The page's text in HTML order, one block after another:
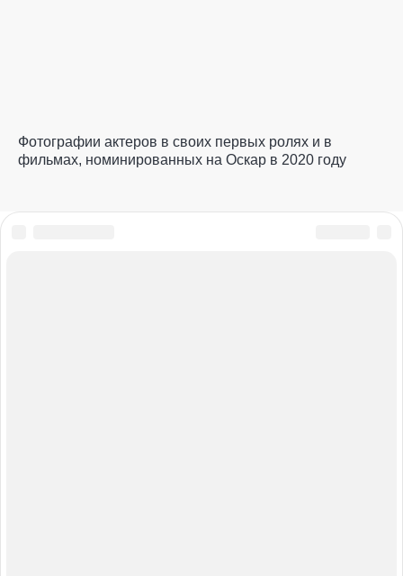
Фотографии актеров в своих первых ролях и в
фильмах, номинированных на Оскар в 2020 году